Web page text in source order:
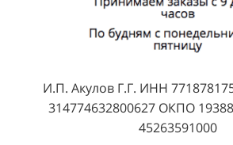
И.П. Акулов Г.Г. ИНН
314774632800627 ОКПО
45263591000